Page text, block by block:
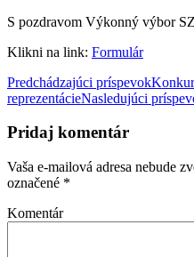
S pozdravom Výkonný výbor
Klikni na link: Formulár
Navigácia
článkami
Predchádzajúci príspevok
reprezentácieNasledujúci
Pridaj komentár
Vaša e-mailová adresa nebude
označené *
Komentár